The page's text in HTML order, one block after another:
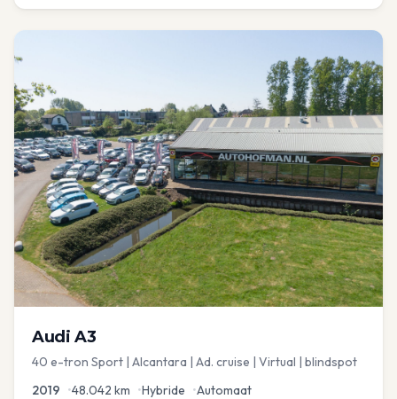
Audi A3
40 e-tron Sport | Alcantara | Ad. cruise | Virtual | blindspot
2019 •48.042 km •Hybride •Automaat